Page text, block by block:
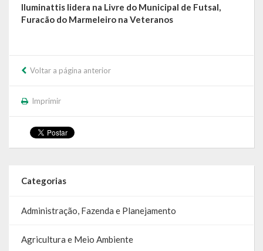
Editais
Publicações Diversas
Eleições Conselho Tutelar
Transparência
Portal da Transparência
SIC
Iluminattis lidera na Livre do Municipal de Futsal,
Furacão do Marmeleiro na Veteranos
Voltar a página anterior
Imprimir
Categorias
Administração, Fazenda e Planejamento
Agricultura e Meio Ambiente